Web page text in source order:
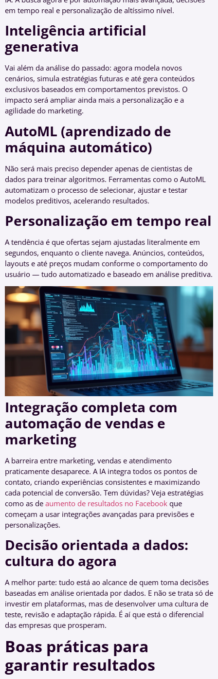
em tempo real e personalização de altíssimo nível.
Inteligência artificial
generativa
Vai além da análise do passado: agora modela novos
cenários, simula estratégias futuras e até gera conteúdos
exclusivos baseados em comportamentos previstos. O
impacto será ampliar ainda mais a personalização e a
agilidade do marketing.
AutoML (aprendizado de
máquina automático)
Não será mais preciso depender apenas de cientistas de
dados para treinar algoritmos. Ferramentas como o AutoML
automatizam o processo de selecionar, ajustar e testar
modelos preditivos, acelerando resultados.
Personalização em tempo real
A tendência é que ofertas sejam ajustadas literalmente em
segundos, enquanto o cliente navega. Anúncios, conteúdos,
layouts e até preços mudam conforme o comportamento do
usuário — tudo automatizado e baseado em análise preditiva.
Integração completa com
automação de vendas e
marketing
A barreira entre marketing, vendas e atendimento
praticamente desaparece. A IA integra todos os pontos de
contato, criando experiências consistentes e maximizando
cada potencial de conversão. Tem dúvidas? Veja estratégias
como as de aumento de resultados no Facebook que
começam a usar integrações avançadas para previsões e
personalizações.
Decisão orientada a dados:
cultura do agora
A melhor parte: tudo está ao alcance de quem toma decisões
baseadas em análise orientada por dados. E não se trata só de
investir em plataformas, mas de desenvolver uma cultura de
teste, revisão e adaptação rápida. É aí que está o diferencial
das empresas que prosperam.
Boas práticas para
garantir resultados